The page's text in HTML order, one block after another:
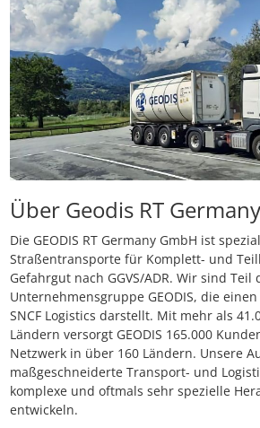
Über Geodis RT
Die GEODIS RT Germany GmbH ist
Straßentransporte für Komplett- und
Gefahrgut nach GGVS/ADR. Wir sind
Unternehmensgruppe GEODIS, die
SNCF Logistics darstellt. Mit mehr als
Ländern versorgt GEODIS 165.000
Netzwerk in über 160 Ländern. Unsere
maßgeschneiderte Transport- und
komplexe und oftmals sehr spezielle
entwickeln.